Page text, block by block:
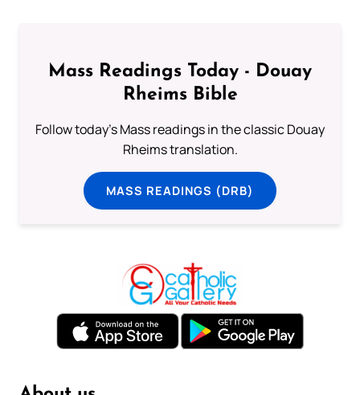
Mass Readings Today - Douay
Rheims Bible
Follow today's Mass readings in the classic Douay
Rheims translation.
MASS READINGS (DRB)